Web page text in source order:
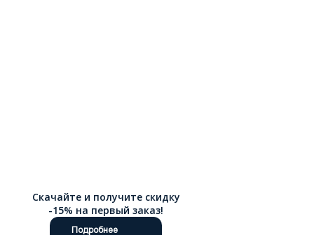
Скачайте и получите скидку
-15% на первый заказ!
Подробнее